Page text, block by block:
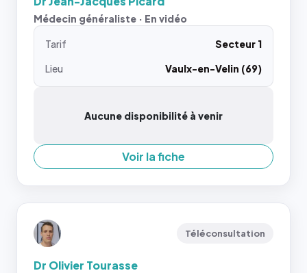
Médecin généraliste · En vidéo
Tarif
Secteur 1
Lieu
Vaulx-en-Velin (69)
Aucune disponibilité à venir
Voir la fiche
Téléconsultation
Dr Olivier Tourasse